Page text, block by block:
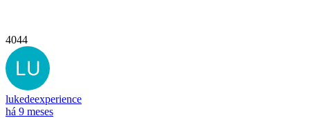
4044
lukedeexperience
há 9 meses